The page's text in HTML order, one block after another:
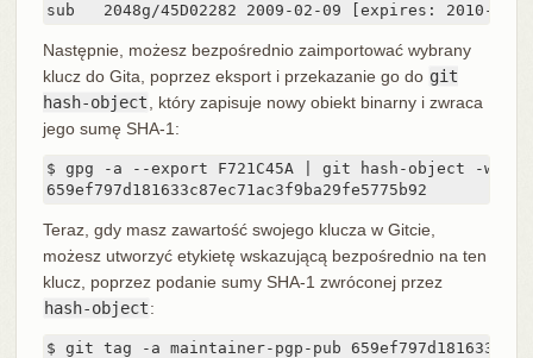
sub   2048g/45D02282 2009-02-09 [expires: 2010-02-
Następnie, możesz bezpośrednio zaimportować wybrany
klucz do Gita, poprzez eksport i przekazanie go do git
hash-object, który zapisuje nowy obiekt binarny i zwraca
jego sumę SHA-1:
$ gpg -a --export F721C45A | git hash-object -w --
659ef797d181633c87ec71ac3f9ba29fe5775b92
Teraz, gdy masz zawartość swojego klucza w Gitcie,
możesz utworzyć etykietę wskazującą bezpośrednio na ten
klucz, poprzez podanie sumy SHA-1 zwróconej przez
hash-object:
$ git tag -a maintainer-pgp-pub